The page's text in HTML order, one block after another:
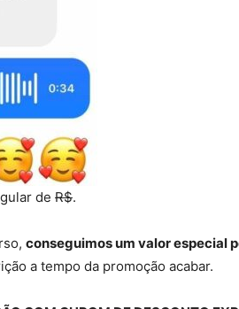
de R$.
conseguimos um valor especial
a tempo da promoção acabar.